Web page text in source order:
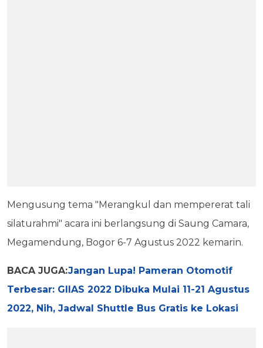
Mengusung tema "Merangkul dan mempererat tali
silaturahmi" acara ini berlangsung di Saung Camara,
Megamendung, Bogor 6-7 Agustus 2022 kemarin.
BACA JUGA:Jangan Lupa! Pameran Otomotif
Terbesar: GIIAS 2022 Dibuka Mulai 11-21 Agustus
2022, Nih, Jadwal Shuttle Bus Gratis ke Lokasi